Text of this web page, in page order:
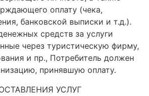
оплату (чека,
банковской выписки и т.д.).
средств за услуги
через туристическую фирму,
и пр., Потребитель должен
принявшую оплату.
УСЛУГ